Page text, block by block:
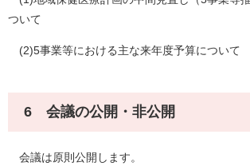
ついて
(2)5事業等における主な来年度予算について
6 会議の公開・非公開
会議は原則公開します。